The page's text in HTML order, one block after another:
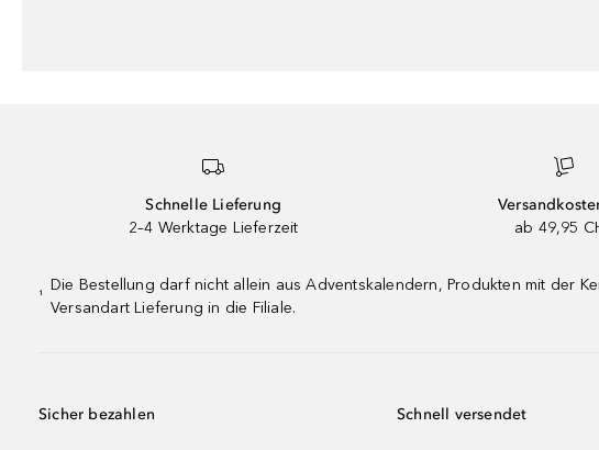
Schnelle Lieferung
2–4 Werktage Lieferzeit
ab 49,95
¹
Die Bestellung darf nicht allein aus Adventskalendern, Produkten mit der
Versandart Lieferung in die Filiale.
Sicher bezahlen Schnell versendet